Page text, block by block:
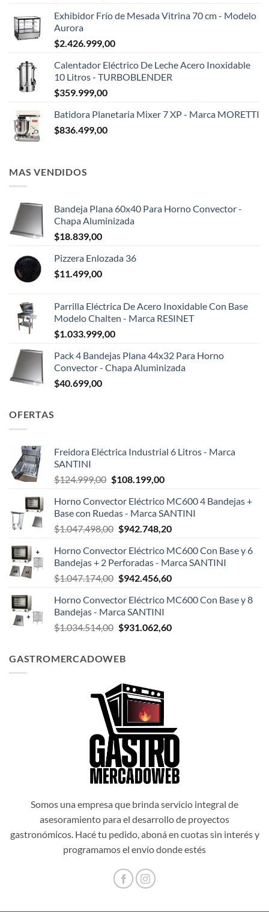
Exhibidor Frío de Mesada Vitrina 70 cm - Modelo
Aurora
$2.426.999,00
Calentador Eléctrico De Leche Acero Inoxidable
10 Litros - TURBOBLENDER
$359.999,00
Batidora Planetaria Mixer 7 XP - Marca MORETTI
$836.499,00
MAS VENDIDOS
Bandeja Plana 60x40 Para Horno Convector -
Chapa Aluminizada
$18.839,00
Pizzera Enlozada 36
$11.499,00
Parrilla Eléctrica De Acero Inoxidable Con Base
Modelo Chalten - Marca RESINET
$1.033.999,00
Pack 4 Bandejas Plana 44x32 Para Horno
Convector - Chapa Aluminizada
$40.699,00
OFERTAS
Freidora Eléctrica Industrial 6 Litros - Marca
SANTINI
$124.999,00 El
original
era:
$124.999,00.
$108.199,00El
actual
es:
$108.199,00.
Horno Convector Eléctrico MC600 4 Bandejas +
Base con Ruedas - Marca SANTINI
$1.047.498,00 El
original
era:
$1.047.498,00.
$942.748,20El
actual
es:
$942.748,20.
Horno Convector Eléctrico MC600 Con Base y 6
Bandejas + 2 Perforadas - Marca SANTINI
$1.047.174,00 El
original
era:
$1.047.174,00.
$942.456,60El
actual
$942.456,60.
Horno Convector Eléctrico MC600 Con Base y 8
Bandejas - Marca SANTINI
$1.034.514,00 El
era:
$931.062,60El
GASTROMERCADOWEB
Somos una empresa que brinda servicio integral de
asesoramiento para el desarrollo de proyectos
gastronómicos. Hacé tu pedido, aboná en cuotas sin interés y
programamos el envío donde estés